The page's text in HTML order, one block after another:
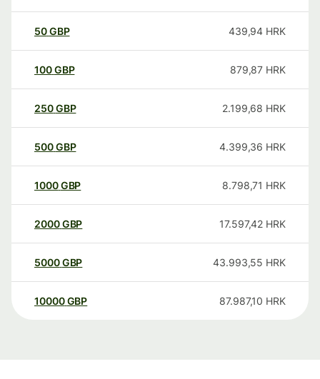
50GBP 439,94 HRK
100GBP 879,87 HRK
250GBP 2.199,68 HRK
500GBP 4.399,36 HRK
1000GBP 8.798,71 HRK
2000GBP 17.597,42 HRK
5000GBP 43.993,55 HRK
10000 GBP 87.987,10 HRK